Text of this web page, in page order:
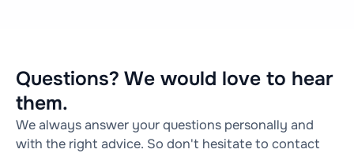
Questions? We would love to hear
them.
We always answer your questions personally and
with the right advice. So don't hesitate to contact